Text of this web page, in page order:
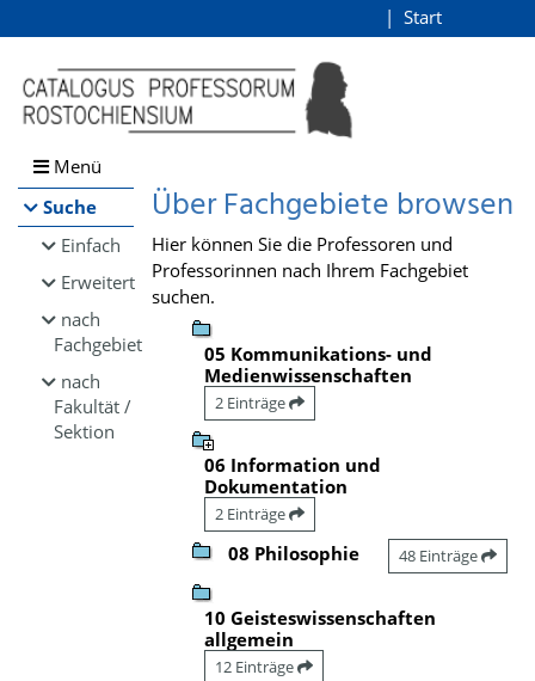
Browsen
direkt zum Inhalt
Start
Menü
Suche
Einfach
Erweitert
nach
Fachgebiet
nach
Fakultät /
Sektion
Über Fachgebiete browsen
Hier können Sie die Professoren und
Professorinnen nach Ihrem Fachgebiet
suchen.
05 Kommunikations- und
Medienwissenschaften
2 Einträge
06 Information und
Dokumentation
2 Einträge
08 Philosophie 48 Einträge
10 Geisteswissenschaften
allgemein
12 Einträge